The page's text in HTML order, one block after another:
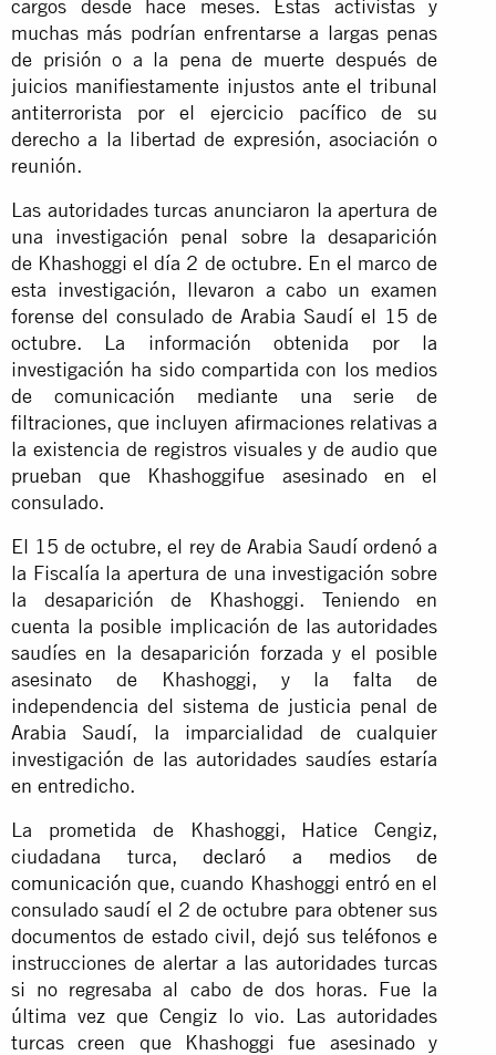
cargos desde hace meses. Estas activistas y
muchas más podrían enfrentarse a largas penas
de prisión o a la pena de muerte después de
juicios manifiestamente injustos ante el tribunal
antiterrorista por el ejercicio pacífico de su
derecho a la libertad de expresión, asociación o
reunión.
Las autoridades turcas anunciaron la apertura de
una investigación penal sobre la desaparición
de Khashoggi el día 2 de octubre. En el marco de
esta investigación, llevaron a cabo un examen
forense del consulado de Arabia Saudí el 15 de
octubre. La información obtenida por la
investigación ha sido compartida con los medios
de comunicación mediante una serie de
filtraciones, que incluyen afirmaciones relativas a
la existencia de registros visuales y de audio que
prueban que Khashoggifue asesinado en el
consulado.
El 15 de octubre, el rey de Arabia Saudí ordenó a
la Fiscalía la apertura de una investigación sobre
la desaparición de Khashoggi. Teniendo en
cuenta la posible implicación de las autoridades
saudíes en la desaparición forzada y el posible
asesinato de Khashoggi, y la falta de
independencia del sistema de justicia penal de
Arabia Saudí, la imparcialidad de cualquier
investigación de las autoridades saudíes estaría
en entredicho.
La prometida de Khashoggi, Hatice Cengiz,
ciudadana turca,declaró a medios de
comunicación que, cuando Khashoggi entró en el
consulado saudí el 2 de octubre para obtener sus
documentos de estado civil, dejó sus teléfonos e
instrucciones de alertar a las autoridades turcas
si no regresaba al cabo de dos horas. Fue la
última vez que Cengiz lo vio. Las autoridades
turcas creen que Khashoggi fue asesinado y